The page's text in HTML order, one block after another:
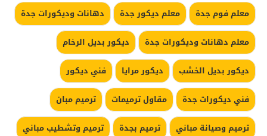
معلم فوم جدة معلم ديكور جدة
دهانات وديكورات جدة
معلم دهانات وديكورات جدة
ديكور بديل الرخام
ديكور بديل الخشب
ديكور مرايا
فني ديكور
فني ديكورات جدة
مقاول ترميمات
ترميم مبان
ترميم وصيانة مباني
ترميم بجدة
ترميم وتشطيب مباني